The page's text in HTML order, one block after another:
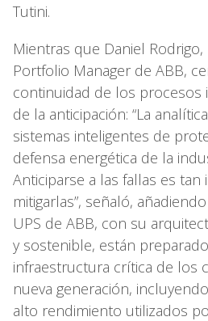
Tutini.
Mientras que Daniel
Portfolio Manager de ABB,
continuidad de los procesos
de la anticipación: “La
sistemas inteligentes de
defensa energética de la
Anticiparse a las fallas es
mitigarlas”, señaló,
UPS de ABB, con su
y sostenible, están
infraestructura crítica de los
nueva generación,
alto rendimiento utilizados